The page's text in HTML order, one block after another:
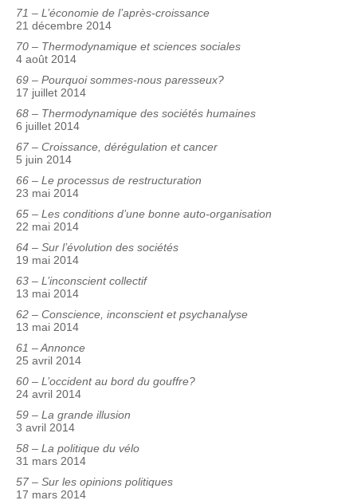
71 – L’économie de l’après-croissance
21 décembre 2014
70 – Thermodynamique et sciences sociales
4 août 2014
69 – Pourquoi sommes-nous paresseux?
17 juillet 2014
68 – Thermodynamique des sociétés humaines
6 juillet 2014
67 – Croissance, dérégulation et cancer
5 juin 2014
66 – Le processus de restructuration
23 mai 2014
65 – Les conditions d’une bonne auto-organisation
22 mai 2014
64 – Sur l’évolution des sociétés
19 mai 2014
63 – L’inconscient collectif
13 mai 2014
62 – Conscience, inconscient et psychanalyse
13 mai 2014
61 – Annonce
25 avril 2014
60 – L’occident au bord du gouffre?
24 avril 2014
59 – La grande illusion
3 avril 2014
58 – La politique du vélo
31 mars 2014
57 – Sur les opinions politiques
17 mars 2014